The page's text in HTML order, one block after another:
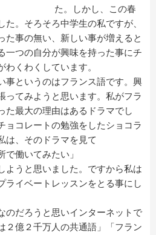
た。しかし、この春
。そろそろ中学生の私ですが、
た事の無い、新しい事が増えると
一つの自分が興味を持った事にチ
わくわくしています。
事というのはフランス語です。興
ってみようと思います。私がフラ
た最大の理由はあるドラマでし
ョコレートの勉強をしたショコラ
は、そのドラマを見て
で働いてみたい」
ようと思いました。ですから私は
ライベートレッスンをとる事にし
のだろうと思いインターネットで
２億２千万人の共通語」「フラン